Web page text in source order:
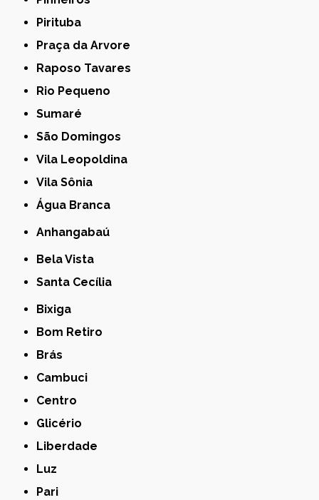
Pirituba
Praça da Arvore
Raposo Tavares
Rio Pequeno
Sumaré
São Domingos
Vila Leopoldina
Vila Sônia
Água Branca
Anhangabaú
Bela Vista
Santa Cecília
Bixiga
Bom Retiro
Brás
Cambuci
Centro
Glicério
Liberdade
Luz
Pari